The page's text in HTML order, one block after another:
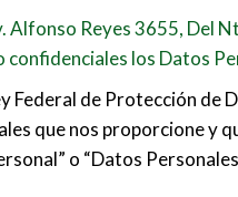
Alfonso Reyes 3655,
los Datos
de Protección
que nos proporcione y
o “Datos